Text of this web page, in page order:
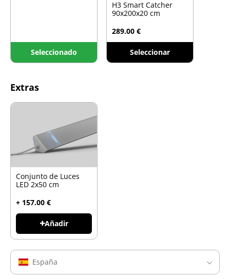
Seleccionado
H3 Smart Catcher
90x200x20 cm
289.00 €
Seleccionar
Extras
Conjunto de Luces
LED 2x50 cm
+ 157.00 €
Añadir
España